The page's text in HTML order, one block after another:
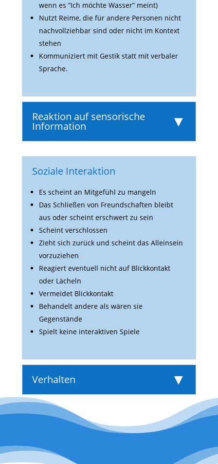
wenn es “Ich möchte Wasser” meint)
Nutzt Reime, die für andere Personen nicht
nach­voll­ziehbar sind oder nicht im Kontext
stehen
Kommu­ni­ziert mit Gestik statt mit verbaler
Sprache.
Reaktion auf sensorische
Information
Soziale Interaktion
Es scheint an Mitge­fühl zu mangeln
Das Schließen von Freund­schaften bleibt
aus oder scheint erschwert zu sein
Scheint verschlossen
Zieht sich zurück und scheint das Allein­sein
vorzuziehen
Reagiert even­tuell nicht auf Blick­kon­takt
oder Lächeln
Vermeidet Blick­kon­takt
Behan­delt andere als wären sie
Gegenstände
Spielt keine inter­ak­tiven Spiele
Verhalten